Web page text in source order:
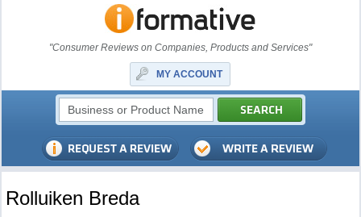
"Consumer Reviews on Companies, Products and Services"
MY ACCOUNT
Rolluiken Breda